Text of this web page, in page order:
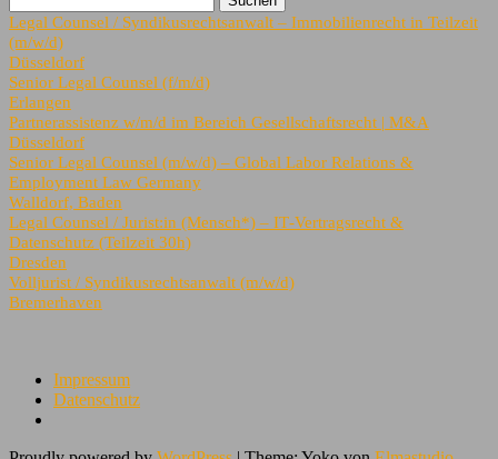
Legal Counsel / Syndikusrechtsanwalt – Immobilienrecht in Teilzeit
(m/w/d)
Düsseldorf
Senior Legal Counsel (f/m/d)
Erlangen
Partnerassistenz w/m/d im Bereich Gesellschaftsrecht | M&A
Düsseldorf
Senior Legal Counsel (m/w/d) – Global Labor Relations &
Employment Law Germany
Walldorf, Baden
Legal Counsel / Jurist:in (Mensch*) – IT‑Vertragsrecht &
Datenschutz (Teilzeit 30h)
Dresden
Volljurist / Syndikusrechtsanwalt (m/w/d)
Bremerhaven
Impressum
Datenschutz